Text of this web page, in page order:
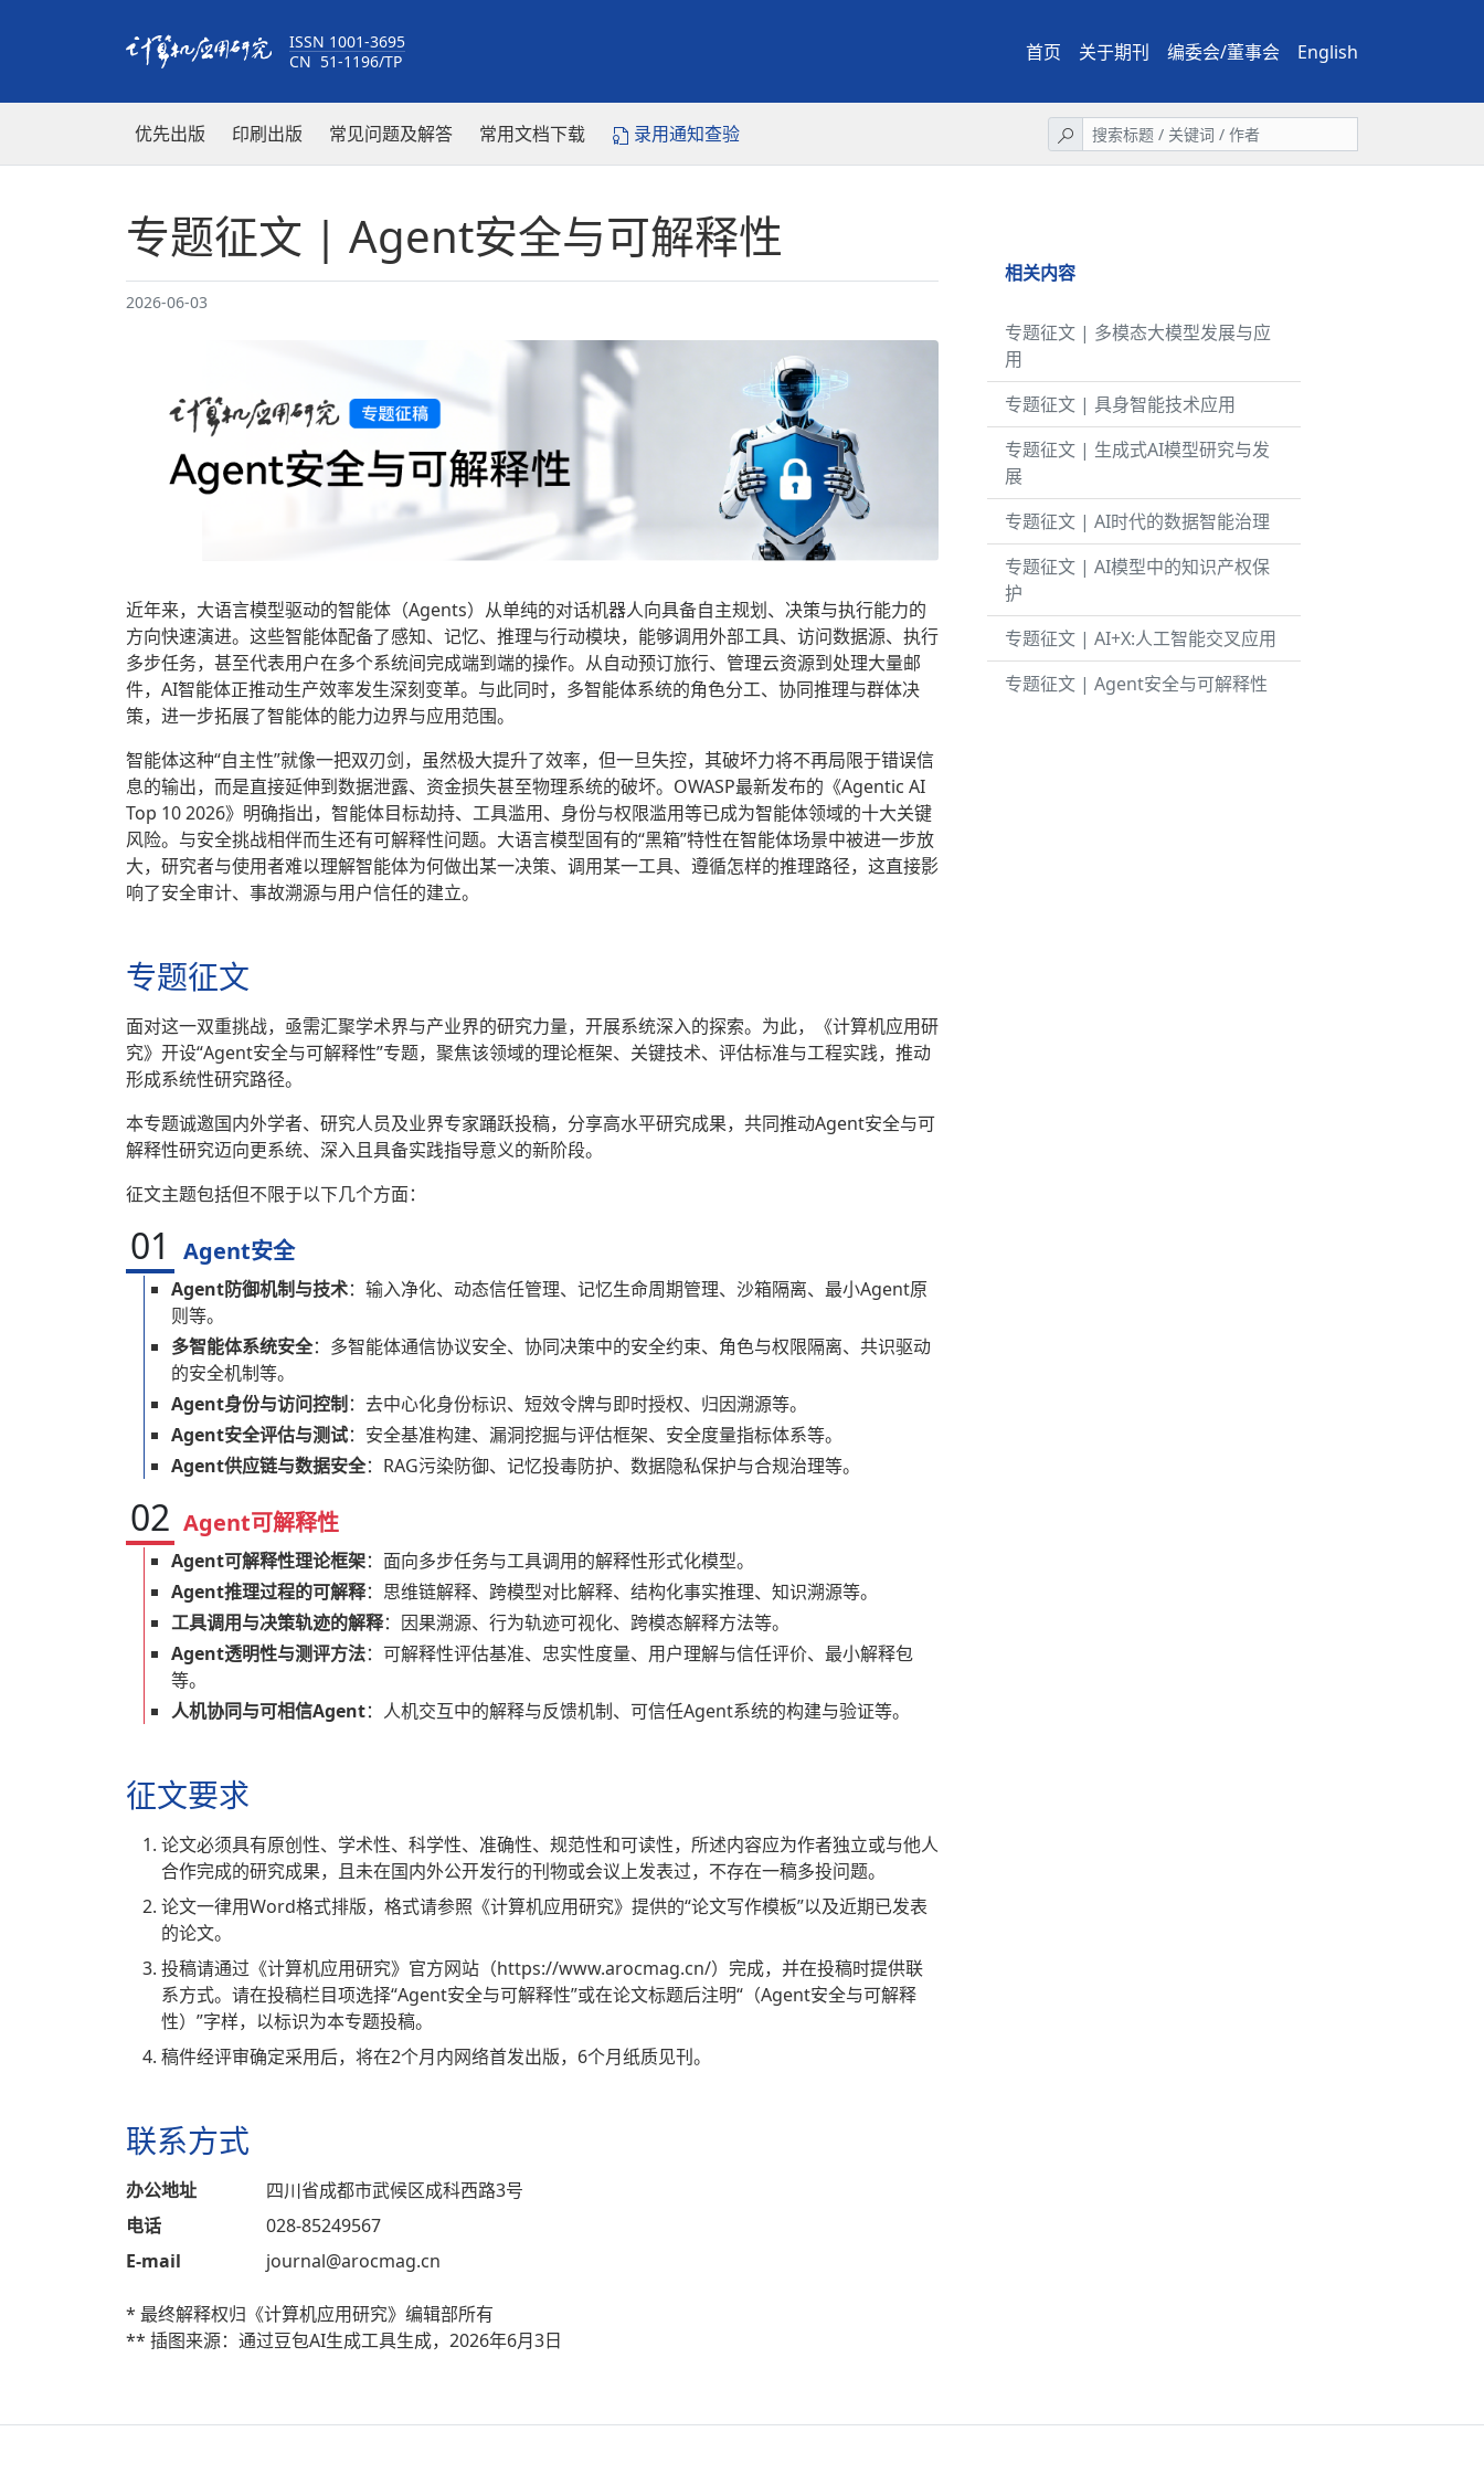
ISSN 1001-3695
CN 51-1196/TP
首页 关于期刊 编委会/董事会 English
优先出版 印刷出版 常见问题及解答 常用文档下载 录用通知查验
专题征文 | Agent安全与可解释性
2026-06-03
近年来，大语言模型驱动的智能体（Agents）从单纯的对话机器人向具备自主规划、决策与执行能力的
方向快速演进。这些智能体配备了感知、记忆、推理与行动模块，能够调用外部工具、访问数据源、执行
多步任务，甚至代表用户在多个系统间完成端到端的操作。从自动预订旅行、管理云资源到处理大量邮
件，AI智能体正推动生产效率发生深刻变革。与此同时，多智能体系统的角色分工、协同推理与群体决
策，进一步拓展了智能体的能力边界与应用范围。
智能体这种“自主性”就像一把双刃剑，虽然极大提升了效率，但一旦失控，其破坏力将不再局限于错误信
息的输出，而是直接延伸到数据泄露、资金损失甚至物理系统的破坏。OWASP最新发布的《Agentic AI
Top 10 2026》明确指出，智能体目标劫持、工具滥用、身份与权限滥用等已成为智能体领域的十大关键
风险。与安全挑战相伴而生还有可解释性问题。大语言模型固有的“黑箱”特性在智能体场景中被进一步放
大，研究者与使用者难以理解智能体为何做出某一决策、调用某一工具、遵循怎样的推理路径，这直接影
响了安全审计、事故溯源与用户信任的建立。
专题征文
面对这一双重挑战，亟需汇聚学术界与产业界的研究力量，开展系统深入的探索。为此，《计算机应用研
究》开设“Agent安全与可解释性”专题，聚焦该领域的理论框架、关键技术、评估标准与工程实践，推动
形成系统性研究路径。
本专题诚邀国内外学者、研究人员及业界专家踊跃投稿，分享高水平研究成果，共同推动Agent安全与可
解释性研究迈向更系统、深入且具备实践指导意义的新阶段。
征文主题包括但不限于以下几个方面：
01 Agent安全
Agent防御机制与技术：输入净化、动态信任管理、记忆生命周期管理、沙箱隔离、最小Agent原
则等。
多智能体系统安全：多智能体通信协议安全、协同决策中的安全约束、角色与权限隔离、共识驱动
的安全机制等。
Agent身份与访问控制 ：去中心化身份标识、短效令牌与即时授权、归因溯源等。
Agent安全评估与测试：安全基准构建、漏洞挖掘与评估框架、安全度量指标体系等。
Agent供应链与数据安全：RAG污染防御、记忆投毒防护、数据隐私保护与合规治理等。
02 Agent可解释性
Agent可解释性理论框架：面向多步任务与工具调用的解释性形式化模型。
Agent推理过程的可解释：思维链解释、跨模型对比解释、结构化事实推理、知识溯源等。
工具调用与决策轨迹的解释：因果溯源、行为轨迹可视化、跨模态解释方法等。
Agent透明性与测评方法：可解释性评估基准、忠实性度量、用户理解与信任评价、最小解释包
等。
人机协同与可相信Agent：人机交互中的解释与反馈机制、可信任Agent系统的构建与验证等。
征文要求
论文必须具有原创性、学术性、科学性、准确性、规范性和可读性，所述内容应为作者独立或与他人
合作完成的研究成果，且未在国内外公开发行的刊物或会议上发表过，不存在一稿多投问题。
论文一律用Word格式排版，格式请参照《计算机应用研究》提供的“论文写作模板”以及近期已发表
的论文。
投稿请通过《计算机应用研究》官方网站（https://www.arocmag.cn/）完成，并在投稿时提供联
系方式。请在投稿栏目项选择“Agent安全与可解释性”或在论文标题后注明“（Agent安全与可解释
性）”字样，以标识为本专题投稿。
稿件经评审确定采用后，将在2个月内网络首发出版，6个月纸质见刊。
联系方式
办公地址
四川省成都市武候区成科西路3号
电话
028-85249567
E-mail
journal@arocmag.cn
* 最终解释权归《计算机应用研究》编辑部所有
** 插图来源：通过豆包AI生成工具生成，2026年6月3日
相关内容
专题征文 | 多模态大模型发展与应
用
专题征文 | 具身智能技术应用
专题征文 | 生成式AI模型研究与发
展
专题征文 | AI时代的数据智能治理
专题征文 | AI模型中的知识产权保
护
专题征文 | AI+X:人工智能交叉应用
专题征文 | Agent安全与可解释性